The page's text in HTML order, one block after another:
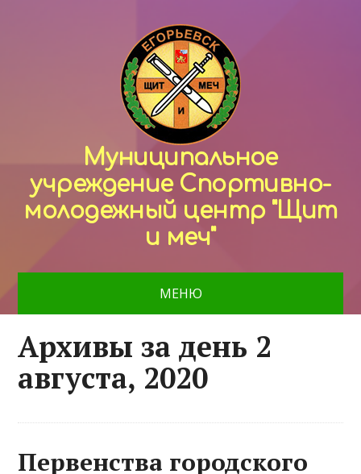
Муниципальное
учреждение Спортивно-
молодежный центр "Щит
и меч"
МЕНЮ
Архивы за день 2
августа, 2020
Первенства городского